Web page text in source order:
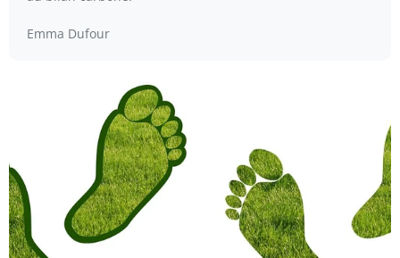
Emma Dufour